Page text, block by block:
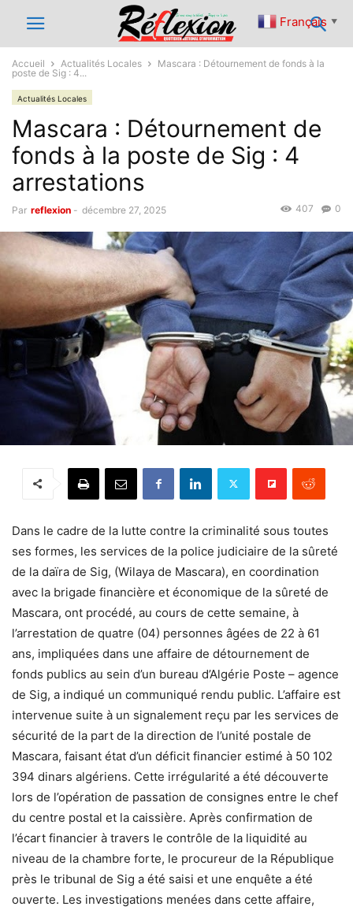
Accueil Actualités Locales
Mascara : Détournement de fonds à la
poste de Sig : 4...
Actualités Locales
Mascara : Détournement de
fonds à la poste de Sig : 4
arrestations
Par reflexion - décembre 27, 2025 0
407
Dans le cadre de la lutte contre la criminalité sous toutes
ses formes, les services de la police judiciaire de la sûreté
de la daïra de Sig, (Wilaya de Mascara), en coordination
avec la brigade financière et économique de la sûreté de
Mascara, ont procédé, au cours de cette semaine, à
l’arrestation de quatre (04) personnes âgées de 22 à 61
ans, impliquées dans une affaire de détournement de
fonds publics au sein d’un bureau d’Algérie Poste – agence
de Sig, a indiqué un communiqué rendu public. L’affaire est
intervenue suite à un signalement reçu par les services de
sécurité de la part de la direction de l’unité postale de
Mascara, faisant état d’un déficit financier estimé à 50 102
394 dinars algériens. Cette irrégularité a été découverte
lors de l’opération de passation de consignes entre le chef
du centre postal et la caissière. Après confirmation de
l’écart financier à travers le contrôle de la liquidité au
niveau de la chambre forte, le procureur de la République
près le tribunal de Sig a été saisi et une enquête a été
ouverte. Les investigations menées dans cette affaire,
Français ▼